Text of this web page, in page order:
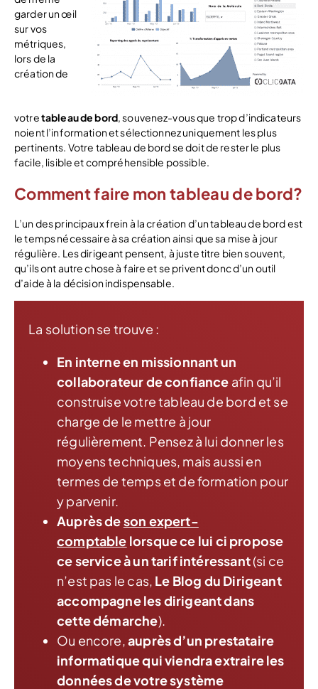
garder un œil
sur vos
métriques,
lors de la
création de
votretableau de bord, souvenez-vous que trop d’indicateurs
noient l’information et sélectionnez uniquement les plus
pertinents. Votre tableau de bord se doit de rester le plus
facile, lisible et compréhensible possible.
Comment faire mon tableau de bord?
L’un des principaux frein à la création d’un tableau de bord est
le temps nécessaire à sa création ainsi que sa mise à jour
régulière. Les dirigeant pensent, à juste titre bien souvent,
qu’ils ont autre chose à faire et se privent donc d’un outil
d’aide à la décision indispensable.
La solution se trouve :
En interne en missionnant un
collaborateur de confiance afin qu’il
construise votre tableau de bord et se
charge de le mettre à jour
régulièrement. Pensez à lui donner les
moyens techniques, mais aussi en
termes de temps et de formation pour
y parvenir.
Auprès deson expert-
comptable lorsque ce lui ci propose
ce service à un tarif intéressant(si ce
n’est pas le cas, Le Blog du Dirigeant
accompagne les dirigeant dans
cette démarche).
Ou encore,auprès d’un prestataire
informatique qui viendra extraire les
données de votre système